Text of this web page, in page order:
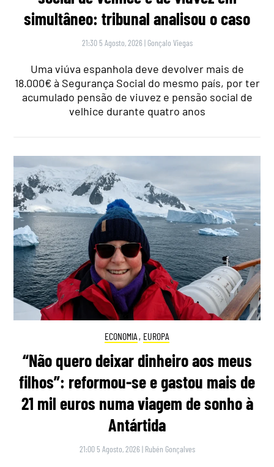
simultâneo: tribunal analisou o caso
21:30 5 Agosto, 2026 | Gonçalo Viegas
Uma viúva espanhola deve devolver mais de
18.000€ à Segurança Social do mesmo país, por ter
acumulado pensão de viuvez e pensão social de
velhice durante quatro anos
ECONOMIA , EUROPA
“Não quero deixar dinheiro aos meus
filhos”: reformou-se e gastou mais de
21 mil euros numa viagem de sonho à
Antártida
21:00 5 Agosto, 2026 | Rubén Gonçalves